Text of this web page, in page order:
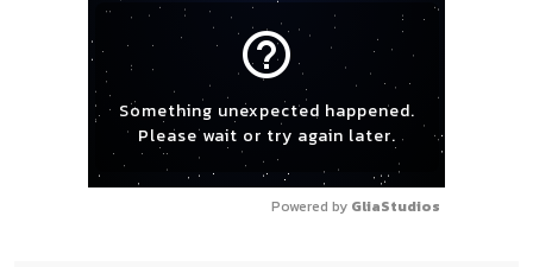
help_outline
Something unexpected happened.
Please wait or try again later.
Powered by GliaStudios